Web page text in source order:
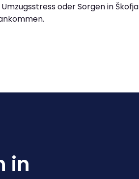
oder Sorgen in Škofja
in